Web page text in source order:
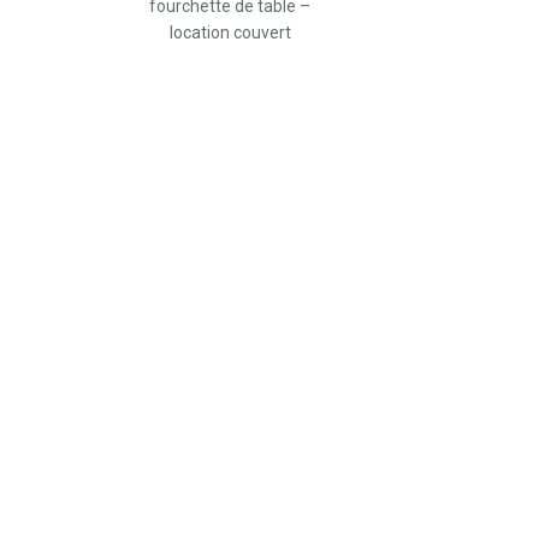
fourchette de table –
location couvert